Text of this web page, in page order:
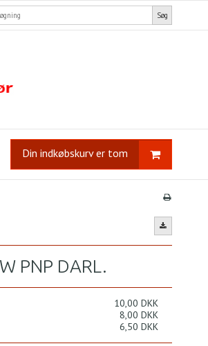
Søg
Din indkøbskurv er tom
PNP DARL.
10,00 DKK
8,00 DKK
6,50 DKK